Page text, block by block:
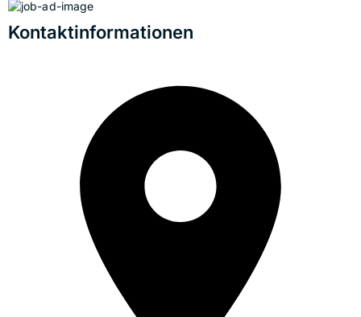
Kontaktinformationen